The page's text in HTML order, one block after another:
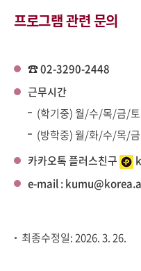
프로그램 관련 문의
☎ 02-3290-2448
근무시간
(학기중) 월/수/목/금/
(방학중) 월/화/수/목/
카카오톡 플러스친구
e-mail :
최종수정일: 2026. 3. 26.